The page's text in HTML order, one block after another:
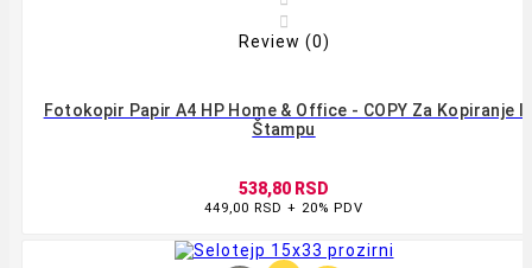

Review (0)
Fotokopir Papir A4 HP Home & Office - COPY Za Kopiranje I
Štampu
538,80 RSD
449,00 RSD + 20% PDV